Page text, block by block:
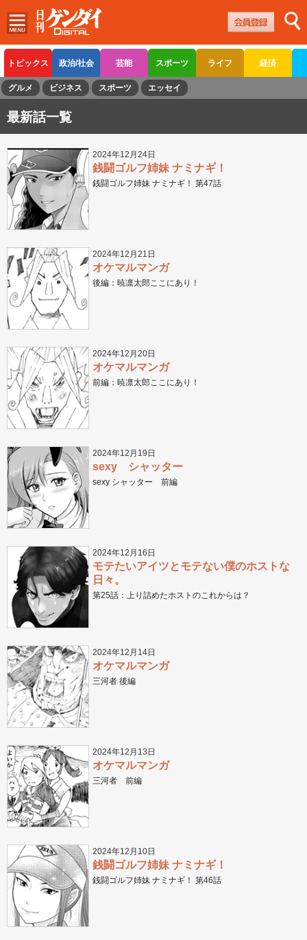
トピックス 政治/社会 芸能 スポーツ ライフ 経済
グルメ ビジネス スポーツ エッセイ
最新話一覧
2024年12月24日
銭闘ゴルフ姉妹 ナミナギ！
銭闘ゴルフ姉妹 ナミナギ！ 第47話
2024年12月21日
オケマルマンガ
後編：暁凛太郎ここにあり！
2024年12月20日
オケマルマンガ
前編：暁凛太郎ここにあり！
2024年12月19日
sexy シャッター
sexy シャッター 前編
2024年12月16日
モテたいアイツとモテない僕のホストな
日々。
第25話：上り詰めたホストのこれからは？
2024年12月14日
オケマルマンガ
三河者 後編
2024年12月13日
オケマルマンガ
三河者 前編
2024年12月10日
銭闘ゴルフ姉妹 ナミナギ！
銭闘ゴルフ姉妹 ナミナギ！ 第46話